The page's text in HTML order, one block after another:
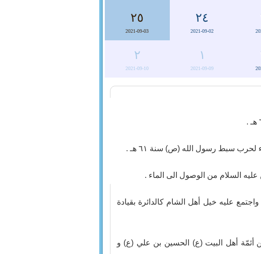
٢٤
2021-09-02
٢٥
2021-09-03
١
2021-09-09
٢
2021-09-10
عليه خيل أهل الشام كالدائرة بقيادة
أئمّة أهل البيت (ع) الحسين بن علي (ع) و